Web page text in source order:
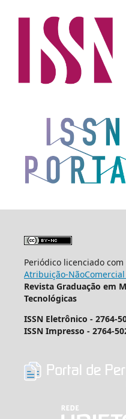
Periódico licenciado com
Atribuição-
Revista Graduação em
Tecnológicas
ISSN Eletrônico - 2764-
ISSN Impresso - 2764-